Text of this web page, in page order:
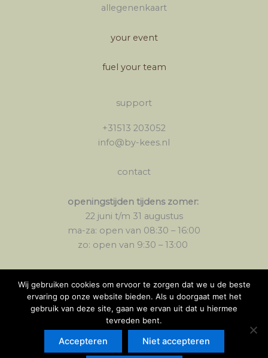
allegenenkaart
your event
fuel your team
support
+31513 203052
info@by-kees.nl
contact
openingstijden tijdens zomer:
22 juni t/m 31 augustus
ma-za: open van 08:30 – 16:00
zo: open van 9:30 – 13:00
socials
Wij gebruiken cookies om ervoor te zorgen dat we u de beste
ervaring op onze website bieden. Als u doorgaat met het
gebruik van deze site, gaan we ervan uit dat u hiermee
tevreden bent.
Accepteren Niet accepteren